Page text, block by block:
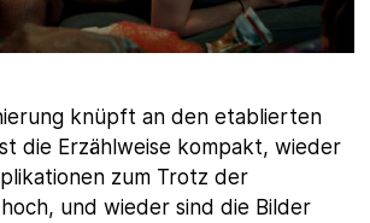
knüpft an den etablierten
die Erzählweise kompakt, wieder
zum Trotz der
und wieder sind die Bilder